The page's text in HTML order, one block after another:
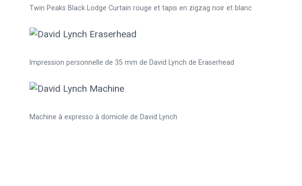
Twin Peaks Black Lodge Curtain rouge et tapis en zigzag noir et blanc
Impression personnelle de 35 mm de David Lynch de Eraserhead
Machine à expresso à domicile de David Lynch